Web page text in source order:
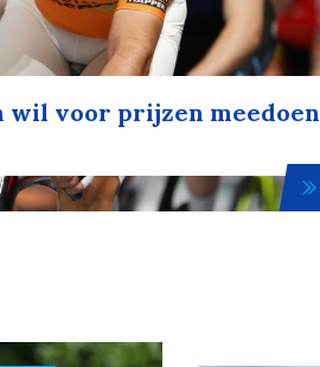
wil voor prijzen meedoen
BMX Race